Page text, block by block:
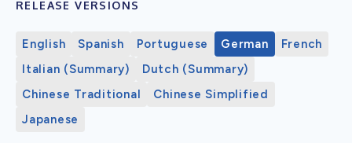
RELEASE VERSIONS
English Spanish Portuguese German
French
Italian (Summary)
Dutch (Summary)
Chinese Traditional
Chinese Simplified
Japanese